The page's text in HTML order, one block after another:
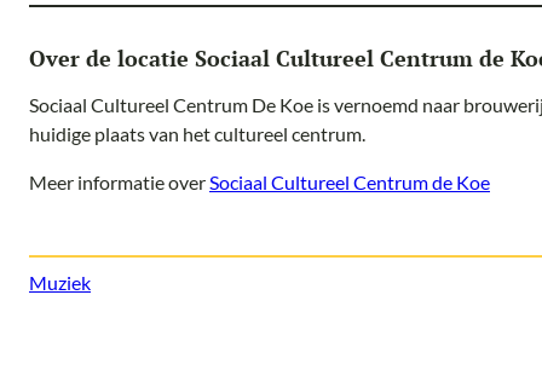
Over de locatie Sociaal Cultureel Centrum de
Sociaal Cultureel Centrum De Koe is vernoemd naar
huidige plaats van het cultureel centrum.
Meer informatie overSociaal Cultureel Centrum de Koe
Muziek